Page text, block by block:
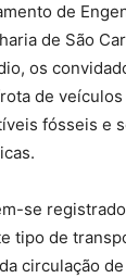
de
de São
os
de
fósseis e
se
tipo de
circulação